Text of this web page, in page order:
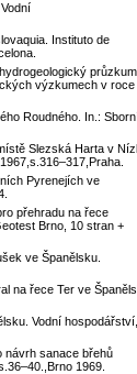
Instituto de
výzkumech v roce
Roudného. In.:
Slezská Harta v
Pyrenejích ve
přehradu na řece
Brno, 10 stran +
ve Španělsku.
na řece Ter ve
Vodní hospodářství,
návrh sanace břehů
1969.